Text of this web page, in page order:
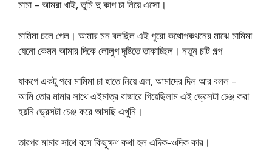
মামা – আমরা খাই, তুমি দু কাপ চা নিয়ে এসো।
মামিমা চলে গেল। আমার মন বলছিল এই পুরো কথোপকথনের মাঝে মামিমা
যেনো কেমন আমার দিকে লোলুপ দৃষ্টিতে তাকাচ্ছিল। নতুন চটি গল্প
যাকগে একটু পরে মামিমা চা হাতে নিয়ে এল, আমাদের দিল আর বলল –
আমি তোর মামার সাথে এইমাত্র বাজারে গিয়েছিলাম এই ড্রেসটা চেঞ্জ করা
হয়নি ড্রেসটা চেঞ্জ করে আসছি এখুনি।
তারপর মামার সাথে বসে কিছুক্ষণ কথা হল এদিক-ওদিক কার।